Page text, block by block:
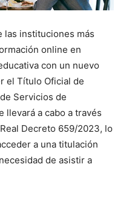
las instituciones más
online en
con un nuevo
el Título Oficial de
Servicios de
llevará a cabo a través
Decreto 659/2023, lo
a una titulación
de asistir a